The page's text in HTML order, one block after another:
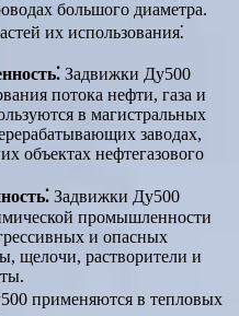
большого диаметра.
их использования⁚
Задвижки Ду500
потока нефти, газа и
в магистральных
заводах,
объектах нефтегазового
Задвижки Ду500
промышленности
и опасных
щелочи, растворители и
применяются в тепловых